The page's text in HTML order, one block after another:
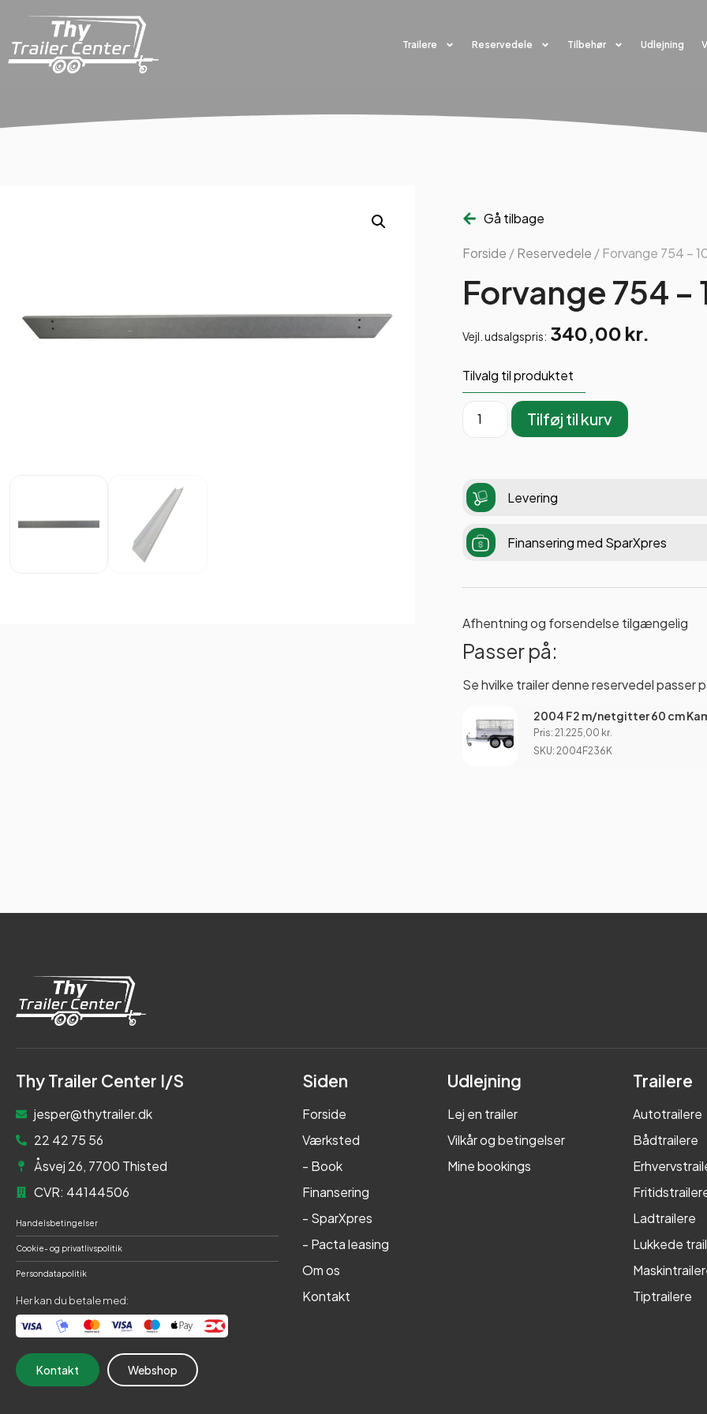
Trailere Reservedele Tilbehør Udlejning
Gå tilbage
Forside /Reservedele / Forvange 754 –
Forvange 754 –
Vejl. udsalgspris: 340,00 kr.
Tilvalg til produktet
Tilføj til kurv
Levering
Finansering med SparXpres
Afhentning og forsendelse tilgængelig
Passer på:
Se hvilke trailer denne reservedel passer
2004 F2 m/netgitter 60 cm
Pris: 21.225,00 kr.
SKU: 2004F236K
Thy Trailer Center I/S
jesper@thytrailer.dk
22 42 75 56
Åsvej 26, 7700 Thisted
CVR: 44144506
Handelsbetingelser
Cookie- og privatlivspolitik
Persondatapolitik
Her kan du betale med:
Kontakt Webshop
Siden
Forside
Værksted
- Book
Finansering
- SparXpres
- Pacta leasing
Om os
Kontakt
Udlejning
Lej en trailer
Vilkår og betingelser
Mine bookings
Trailere
Autotrailere
Bådtrailere
Ladtrailere
Lukkede
Tiptrailere